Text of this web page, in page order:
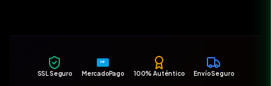
SSL Seguro
MP
MercadoPago 100% Auténtico Envío Seguro